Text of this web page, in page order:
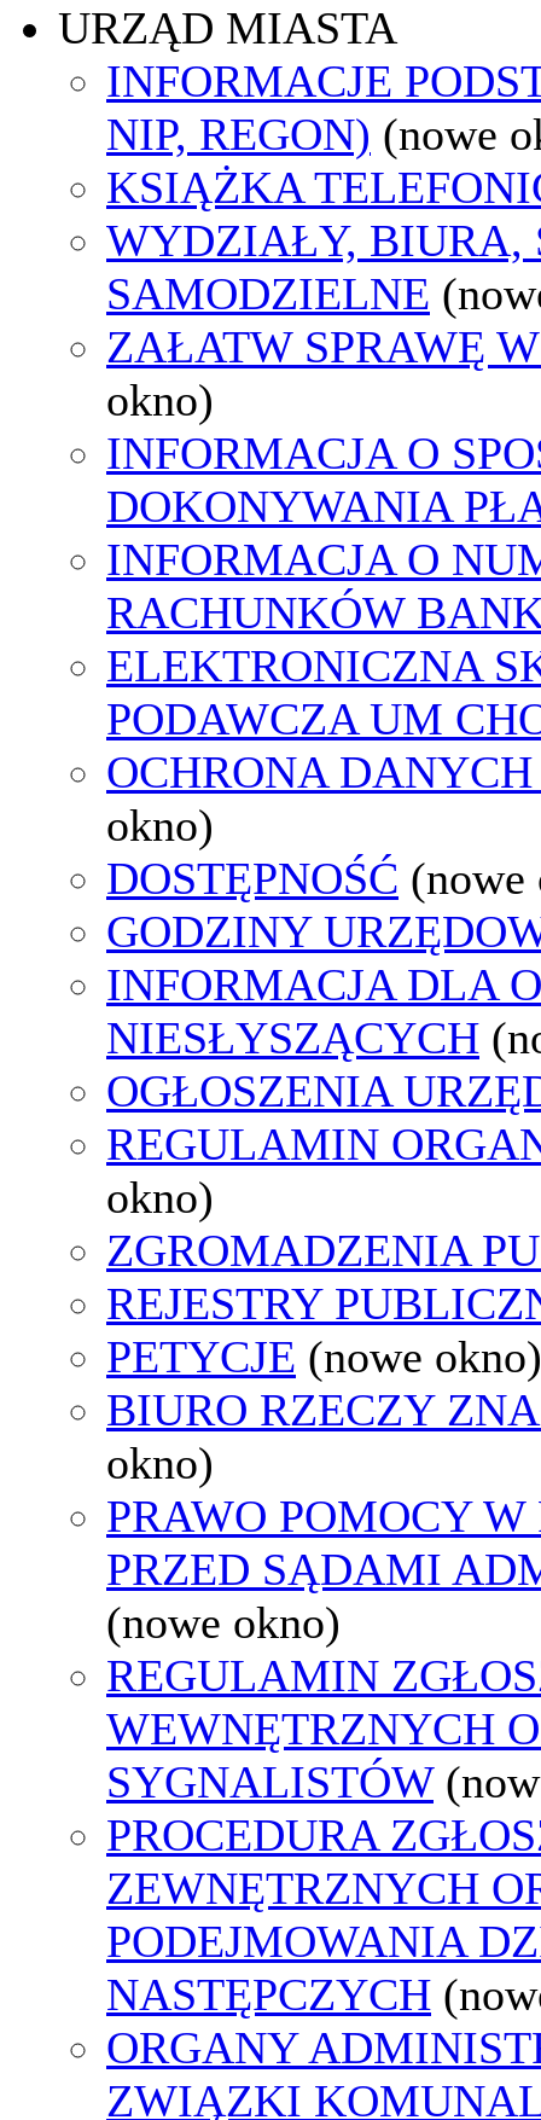
URZĄD MIASTA
INFORMACJE
NIP, REGON) (nowe
KSIĄŻKA
WYDZIAŁY, BIURA,
SAMODZIELNE
ZAŁATW SPRAWĘ
okno)
INFORMACJA O
DOKONYWANIA
INFORMACJA O
RACHUNKÓW
ELEKTRONICZNA
PODAWCZA UM
OCHRONA
okno)
DOSTĘPNOŚĆ (nowe
GODZINY
INFORMACJA DLA
NIESŁYSZĄCYCH
OGŁOSZENIA
REGULAMIN
okno)
ZGROMADZENIA
REJESTRY
PETYCJE (nowe okno)
BIURO RZECZY
okno)
PRAWO POMOCY
PRZED SĄDAMI
(nowe okno)
REGULAMIN
WEWNĘTRZNYCH
SYGNALISTÓW
PROCEDURA
ZEWNĘTRZNYCH
PODEJMOWANIA
NASTĘPCZYCH
ORGANY
ZWIĄZKI